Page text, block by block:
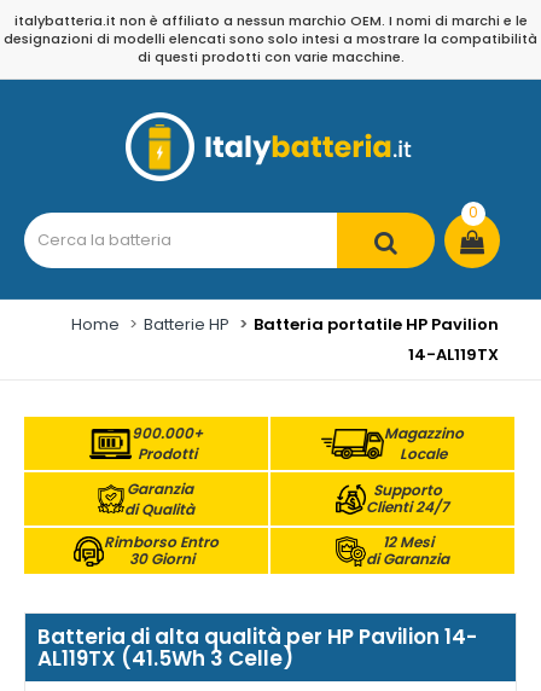
italybatteria.it non è affiliato a nessun marchio OEM. I nomi di marchi e le
designazioni di modelli elencati sono solo intesi a mostrare la compatibilità
di questi prodotti con varie macchine.
0
Home Batterie HP
Batteria portatile HP Pavilion
14-AL119TX
900.000+
Prodotti
Magazzino
Locale
Garanzia
di Qualità
Supporto
Clienti 24/7
Rimborso Entro
30 Giorni
12 Mesi
di Garanzia
Batteria di alta qualità per HP Pavilion 14-
AL119TX (41.5Wh 3 Celle)